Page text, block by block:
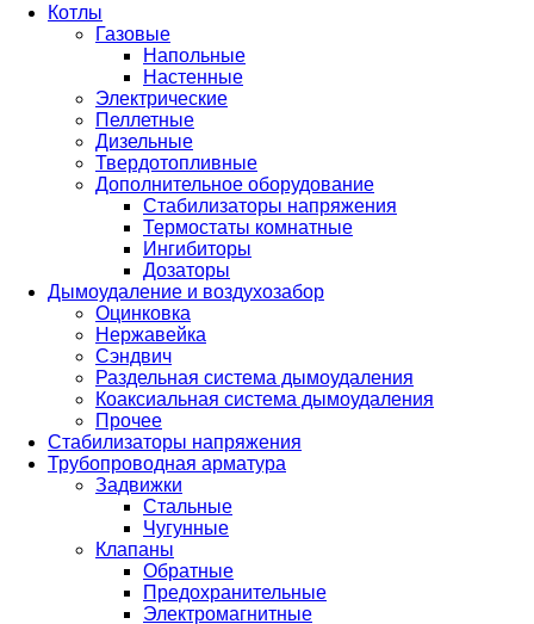
Котлы
Газовые
Напольные
Настенные
Электрические
Пеллетные
Дизельные
Твердотопливные
Дополнительное оборудование
Стабилизаторы напряжения
Термостаты комнатные
Ингибиторы
Дозаторы
Дымоудаление и воздухозабор
Оцинковка
Нержавейка
Сэндвич
Раздельная система дымоудаления
Коаксиальная система дымоудаления
Прочее
Стабилизаторы напряжения
Трубопроводная арматура
Задвижки
Стальные
Чугунные
Клапаны
Обратные
Предохранительные
Электромагнитные